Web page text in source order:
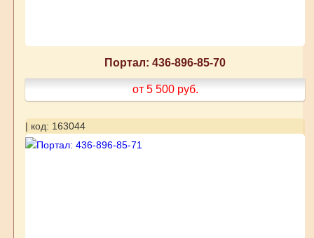
Портал: 436-896-85-70
от 5 500 руб.
| код: 163044